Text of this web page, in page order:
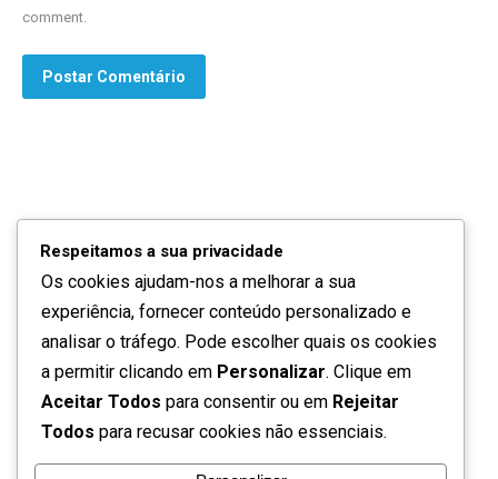
comment.
Postar Comentário
Quem somos
Contactos
Termos de utilização
Respeitamos a sua privacidade
Os cookies ajudam-nos a melhorar a sua
experiência, fornecer conteúdo personalizado e
analisar o tráfego. Pode escolher quais os cookies
a permitir clicando em Personalizar. Clique em
Aceitar Todos para consentir ou em Rejeitar
Todos para recusar cookies não essenciais.